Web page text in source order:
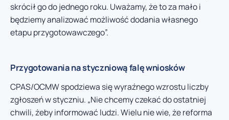
skrócił go do jednego roku. Uważamy, że to za mało i
będziemy analizować możliwość dodania własnego
etapu przygotowawczego”.
Przygotowania na styczniową falę wniosków
CPAS/OCMW spodziewa się wyraźnego wzrostu liczby
zgłoszeń w styczniu. „Nie chcemy czekać do ostatniej
chwili, żeby informować ludzi. Wielu nie wie, że reforma